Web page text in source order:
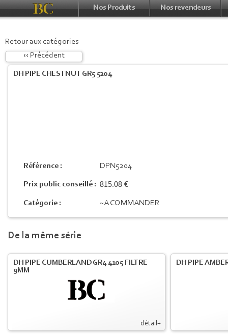
Nos Produits Nos revendeurs
Retour aux catégories
‹‹ Précédent
DH PIPE CHESTNUT GR5 5204
Référence : DPN5204
Prix public conseillé : 815.08 €
Catégorie : ~A COMMANDER
De la même série
détail+
DH PIPE CUMBERLAND GR4 4105 FILTRE
9MM
DH PIPE